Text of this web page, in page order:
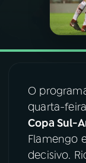
06
07ÚLTIMAS
O
quarta-
Copa Sul-
Flamengo
decisivo.